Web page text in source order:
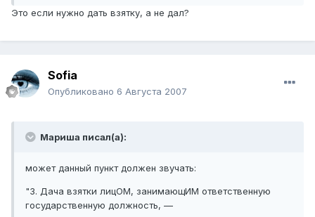
Это если нужно дать взятку, а не дал?
Sofia
Опубликовано 6 Августа 2007
Мариша писал(а):
может данный пункт должен звучать:
"3. Дача взятки лицОМ, занимающИМ ответственную
государственную должность, —